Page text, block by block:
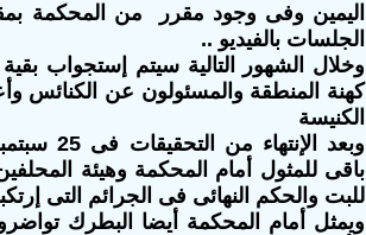
اليمين وفى وجود مقرر من المحكمة
الجلسات بالفيديو ..
وخلال الشهور التالية سيتم إستجواب
كهنة المنطقة والمسئولون عن الكنائس
الكنيسة
للبت والحكم النهائى فى الجرائم التى
ويمثل أمام المحكمة أيضا البطرك